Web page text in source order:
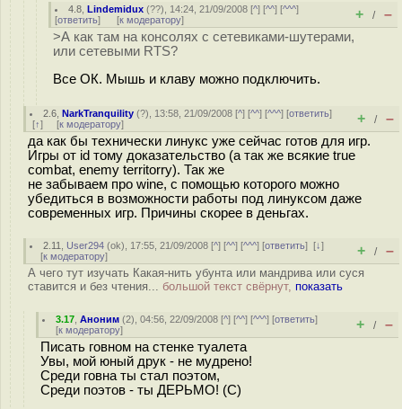
4.8 ,Lindemidux (??), 14:24, 21/09/2008 [^] [^^] [^^^]
[ответить] [к модератору] + / –
>А как там на консолях с сетевиками-шутерами,
или сетевыми RTS?
Все ОК. Мышь и клаву можно подключить.
2.6 ,NarkTranquility (?), 13:58, 21/09/2008 [^] [^^] [^^^] [ответить]
[↑] [к модератору] + / –
да как бы технически линукс уже сейчас готов для игр.
Игры от id тому доказательство (а так же всякие true
combat, enemy territorry). Так же
не забываем про wine, с помощью которого можно
убедиться в возможности работы под линуксом даже
современных игр. Причины скорее в деньгах.
2.11 User294 (ok), 17:55, 21/09/2008 [^] [^^] [^^^] [ответить][↓]
[к модератору] + / –
А чего тут изучать Какая-нить убунта или мандрива или суся
ставится и без чтения... большой текст свёрнут, показать
3.17 ,Аноним (2), 04:56, 22/09/2008 [^] [^^] [^^^] [ответить]
[к модератору] + / –
Писать говном на стенке туалета
Увы, мой юный друк - не мудрено!
Среди говна ты стал поэтом,
Среди поэтов - ты ДЕРЬМО! (С)